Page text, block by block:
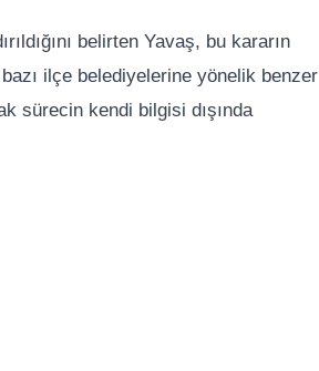
belirten Yavaş, bu kararın
bazı ilçe belediyelerine yönelik benzer
sürecin kendi bilgisi dışında